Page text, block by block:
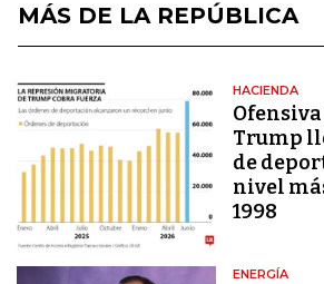
MÁS DE LA REPÚBLICA
HACIENDA
Trump
de
nivel
1998
ENERGÍA